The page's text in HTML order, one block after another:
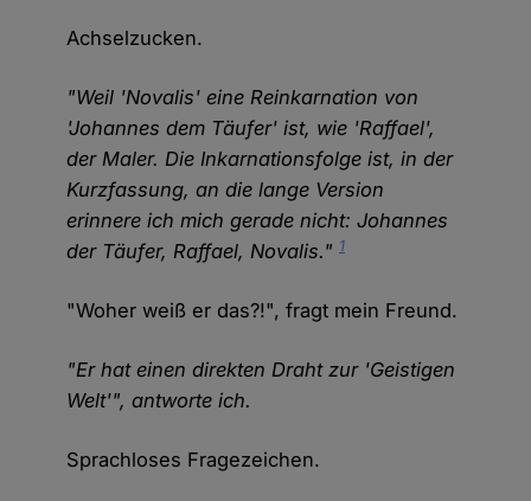
Achselzucken.
"Weil 'Novalis' eine Reinkarnation von
'Johannes dem Täufer' ist, wie 'Raffael',
der Maler. Die Inkarnationsfolge ist, in der
Kurzfassung, an die lange Version
erinnere ich mich gerade nicht: Johannes
der Täufer, Raffael, Novalis."1
"Woher weiß er das?!", fragt mein Freund.
"Er hat einen direkten Draht zur 'Geistigen
Welt'", antworte ich.
Sprachloses Fragezeichen.